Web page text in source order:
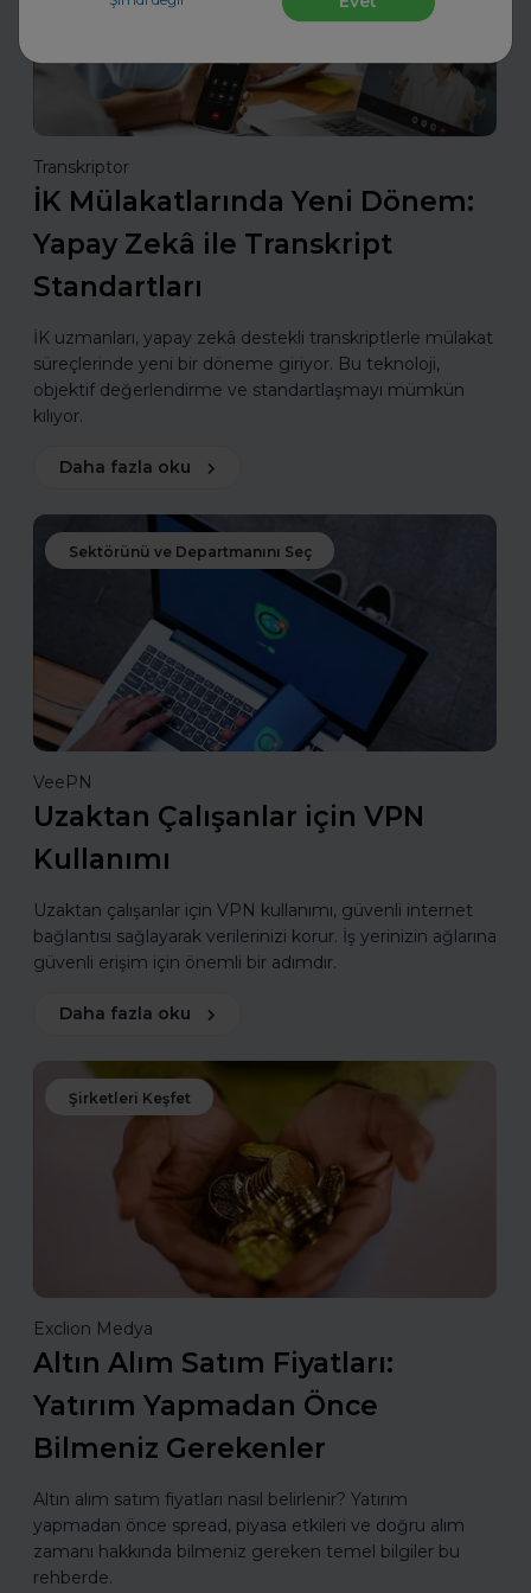
Transkriptor
İK Mülakatlarında Yeni Dönem:
Yapay Zekâ ile Transkript
Standartları
İK uzmanları, yapay zekâ destekli transkriptlerle mülakat
süreçlerinde yeni bir döneme giriyor. Bu teknoloji,
objektif değerlendirme ve standartlaşmayı mümkün
kılıyor.
Daha fazla oku
Sektörünü ve Departmanını Seç
VeePN
Uzaktan Çalışanlar için VPN
Kullanımı
Uzaktan çalışanlar için VPN kullanımı, güvenli internet
bağlantısı sağlayarak verilerinizi korur. İş yerinizin ağlarına
güvenli erişim için önemli bir adımdır.
Daha fazla oku
Şirketleri Keşfet
Exclion Medya
Altın Alım Satım Fiyatları:
Yatırım Yapmadan Önce
Bilmeniz Gerekenler
Altın alım satım fiyatları nasıl belirlenir? Yatırım
yapmadan önce spread, piyasa etkileri ve doğru alım
zamanı hakkında bilmeniz gereken temel bilgiler bu
rehberde.